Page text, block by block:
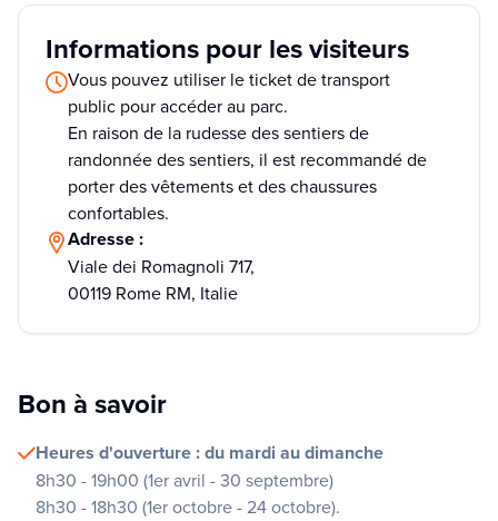
Informations pour les visiteurs
Vous pouvez utiliser le ticket de transport
public pour accéder au parc.
En raison de la rudesse des sentiers de
randonnée des sentiers, il est recommandé de
porter des vêtements et des chaussures
confortables.
Adresse :
Viale dei Romagnoli 717,
00119 Rome RM, Italie
Bon à savoir
Heures d'ouverture : du mardi au dimanche
8h30 - 19h00 (1er avril - 30 septembre)
8h30 - 18h30 (1er octobre - 24 octobre).